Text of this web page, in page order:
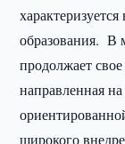
образования. В
продолжает
направленная
широкого